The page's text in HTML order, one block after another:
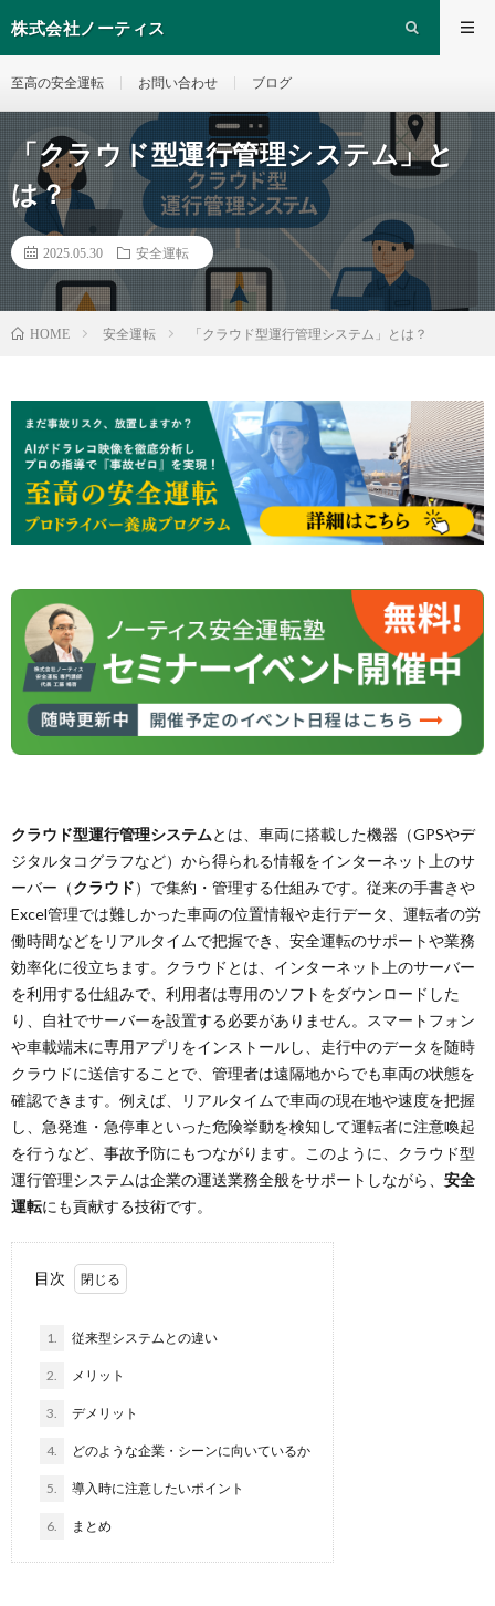
株式会社ノーティス
至高の安全運転 お問い合わせ ブログ
「クラウド型運行管理システム」と
は？
2025.05.30 安全運転
HOME 安全運転 「クラウド型運行管理システム」とは？
クラウド型運行管理システムとは、車両に搭載した機器（GPSやデ
ジタルタコグラフなど）から得られる情報をインターネット上のサ
ーバー（クラウド）で集約・管理する仕組みです。従来の手書きや
Excel管理では難しかった車両の位置情報や走行データ、運転者の労
働時間などをリアルタイムで把握でき、安全運転のサポートや業務
効率化に役立ちます​。クラウドとは、インターネット上のサーバー
を利用する仕組みで、利用者は専用のソフトをダウンロードした
り、自社でサーバーを設置する必要がありません。スマートフォン
や車載端末に専用アプリをインストールし、走行中のデータを随時
クラウドに送信することで、管理者は遠隔地からでも車両の状態を
確認できます​。例えば、リアルタイムで車両の現在地や速度を把握
し、急発進・急停車といった危険挙動を検知して運転者に注意喚起
を行うなど、事故予防にもつながります​。このように、クラウド型
運行管理システムは企業の運送業務全般をサポートしながら、 安全
運転にも貢献する技術です。
目次
1. 従来型システムとの違い
2. メリット
3. デメリット
4. どのような企業・シーンに向いているか
5. 導入時に注意したいポイント
6. まとめ